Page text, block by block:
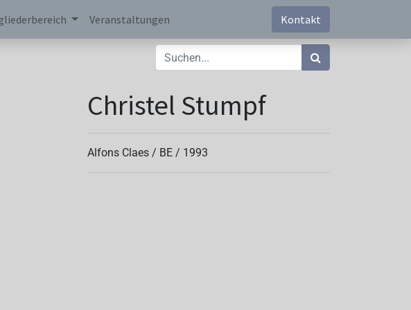
Veranstaltungen Kontakt
Christel Stumpf
Alfons Claes / BE / 1993